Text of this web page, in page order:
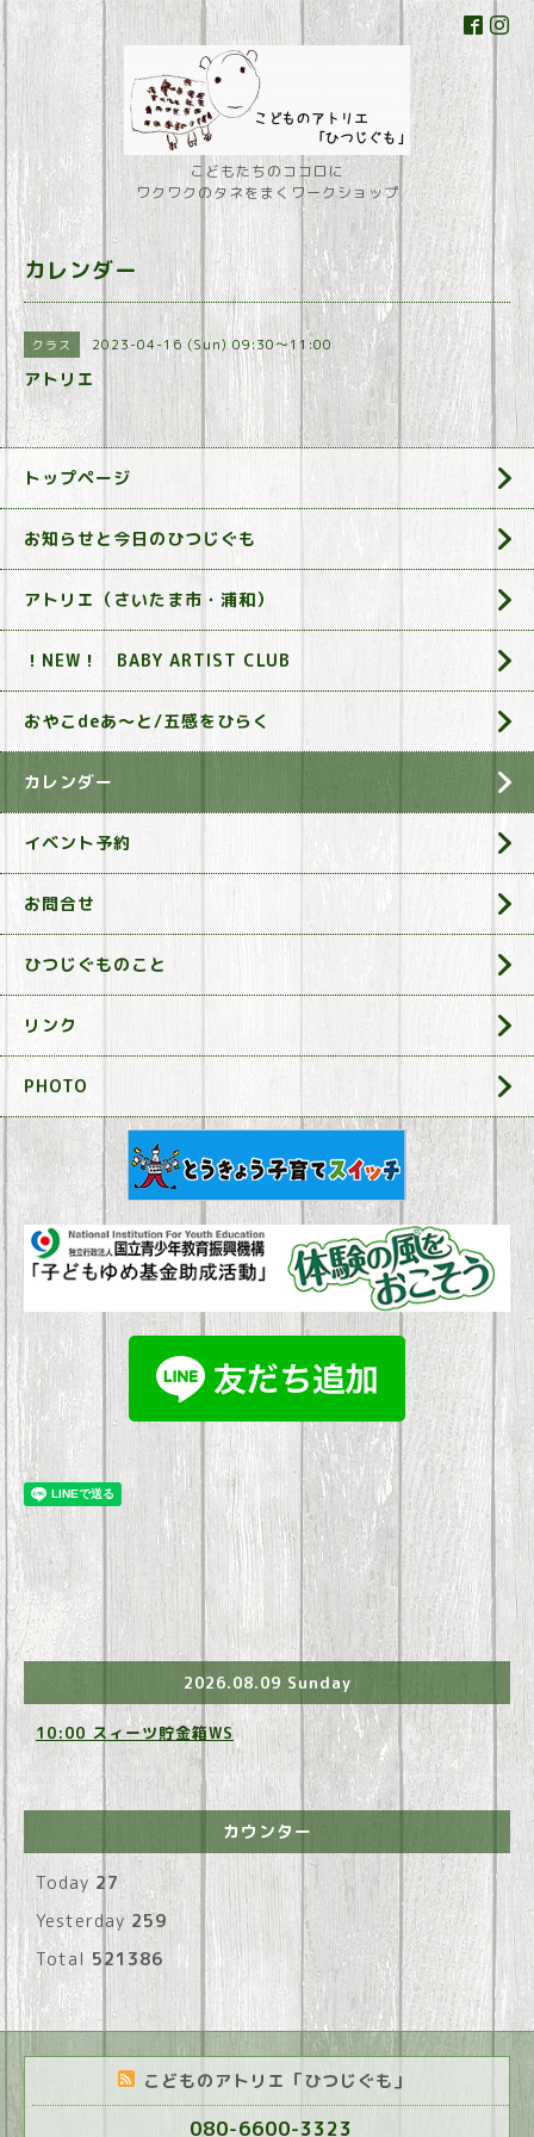
こどもたちのココロに
ワクワクのタネをまくワークショップ
カレンダー
クラス 2023-04-16 (Sun) 09:30～11:00
アトリエ
トップページ
お知らせと今日のひつじぐも
アトリエ（さいたま市・浦和）
！NEW！ BABY ARTIST CLUB
おやこdeあ～と/五感をひらく
カレンダー
イベント予約
お問合せ
ひつじぐものこと
リンク
PHOTO
2026.08.09 Sunday
10:00 スィーツ貯金箱WS
カウンター
Today 27
Yesterday 259
Total521386
こどものアトリエ「ひつじぐも」
080-6600-3323